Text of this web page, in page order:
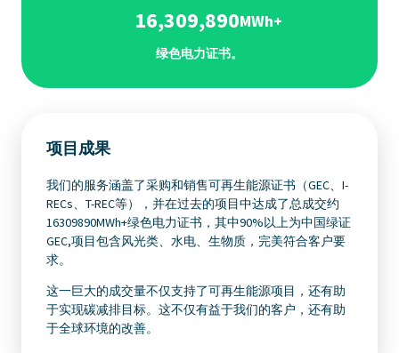
16,309,890MWh+
绿色电力证书。
项目成果
我们的服务涵盖了采购和销售可再生能源证书（GEC、I-
RECs、T-REC等），并在过去的项目中达成了总成交约
16309890MWh+绿色电力证书，其中90%以上为中国绿证
GEC,项目包含风光类、水电、生物质，完美符合客户要
求。
这一巨大的成交量不仅支持了可再生能源项目，还有助
于实现碳减排目标。这不仅有益于我们的客户，还有助
于全球环境的改善。